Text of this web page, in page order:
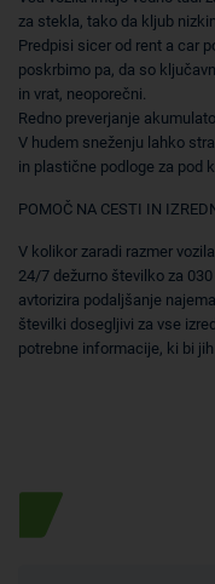
za stekla, tako da kljub
Predpisi sicer od rent a car
poskrbimo pa, da so
in vrat, neoporečni.
Redno preverjanje
V hudem sneženju lahko
in plastične podloge za pod
POMOČ NA CESTI IN
V kolikor zaradi razmer
24/7 dežurno številko za
avtorizira podaljšanje
številki dosegljivi za vse
potrebne informacije, ki bi